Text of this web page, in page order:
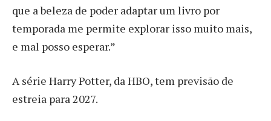
que a beleza de poder adaptar um livro por
temporada me permite explorar isso muito mais,
e mal posso esperar.”
A série Harry Potter, da HBO, tem previsão de
estreia para 2027.